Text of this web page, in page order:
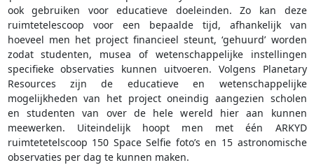
ook gebruiken voor educatieve doeleinden. Zo kan deze
ruimtetelescoop voor een bepaalde tijd, afhankelijk van
hoeveel men het project financieel steunt, ‘gehuurd’ worden
zodat studenten, musea of wetenschappelijke instellingen
specifieke observaties kunnen uitvoeren. Volgens Planetary
Resources zijn de educatieve en wetenschappelijke
mogelijkheden van het project oneindig aangezien scholen
en studenten van over de hele wereld hier aan kunnen
meewerken. Uiteindelijk hoopt men met één ARKYD
ruimtetetelscoop 150 Space Selfie foto’s en 15 astronomische
observaties per dag te kunnen maken.